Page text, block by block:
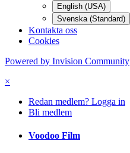
English (USA)
Svenska (Standard)
Kontakta oss
Cookies
Powered by Invision Community
×
Redan medlem? Logga in
Bli medlem
Voodoo Film